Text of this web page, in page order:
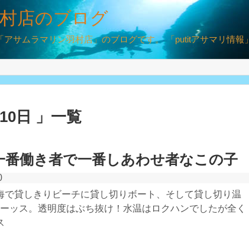
店のブログ
サムラマリン羽村店」のブログです。 「putitアサマリ情報」
日 」一覧
番働き者で一番しあわせ者なこの子
で貸しきりビーチに貸し切りボート、そして貸し切り温
ッス。透明度はぶち抜け！水温はロクハンでしたが全く